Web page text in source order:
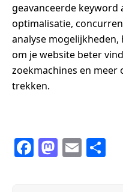
geavanceerde keyword
optimalisatie,
analyse
om je website beter
zoekmachines en meer
trekken.
F
M E